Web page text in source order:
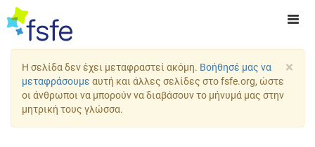
×
Η σελίδα δεν έχει μεταφραστεί ακόμη. Βοήθησέ μας να
μεταφράσουμε αυτή και άλλες σελίδες στο fsfe.org, ώστε
οι άνθρωποι να μπορούν να διαβάσουν το μήνυμά μας στην
μητρική τους γλώσσα.